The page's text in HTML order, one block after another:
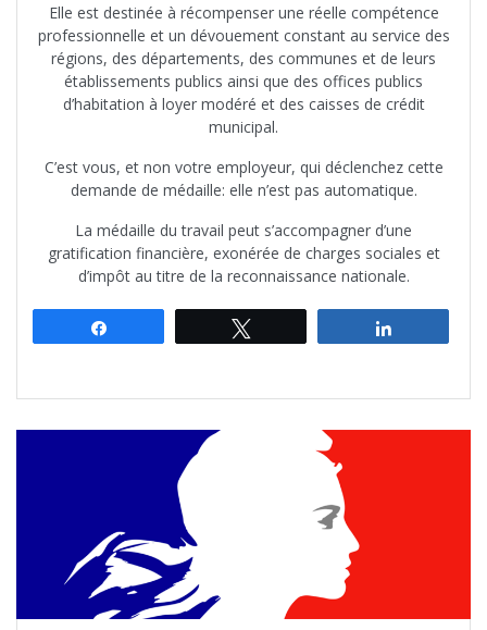
Elle est destinée à récompenser une réelle compétence
professionnelle et un dévouement constant au service des
régions, des départements, des communes et de leurs
établissements publics ainsi que des offices publics
d’habitation à loyer modéré et des caisses de crédit
municipal.
C’est vous, et non votre employeur, qui déclenchez cette
demande de médaille: elle n’est pas automatique.
La médaille du travail peut s’accompagner d’une
gratification financière, exonérée de charges sociales et
d’impôt au titre de la reconnaissance nationale.